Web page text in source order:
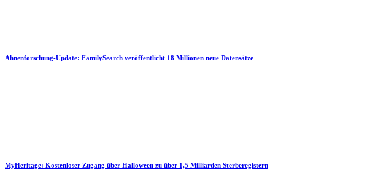
Ahnenforschung-Update: FamilySearch veröffentlicht 18 Millionen neue Datensätze
MyHeritage: Kostenloser Zugang über Halloween zu über 1,5 Milliarden Sterberegistern